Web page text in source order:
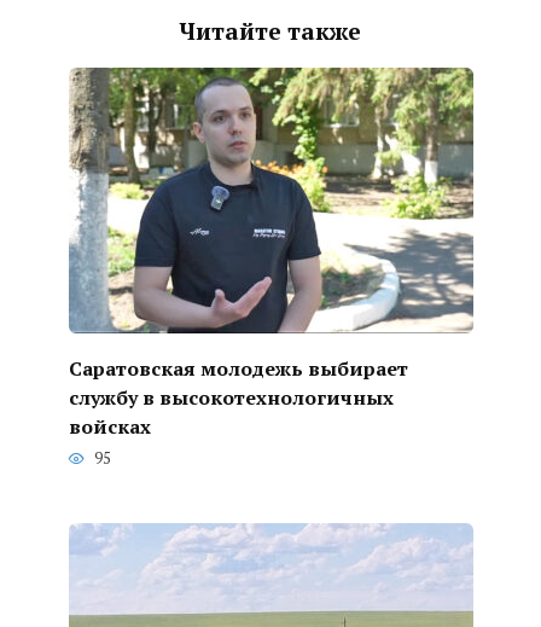
Читайте также
Саратовская молодежь выбирает
службу в высокотехнологичных
войсках
95